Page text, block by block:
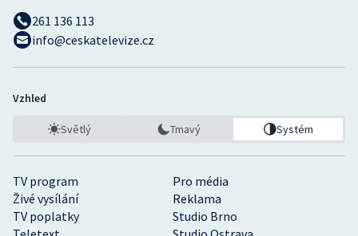
TV program
Pro média
Živé vysílání
Reklama
TV poplatky
Studio Brno
261 136 113
info@ceskatelevize.cz
Vzhled
Světlý Tmavý Systém